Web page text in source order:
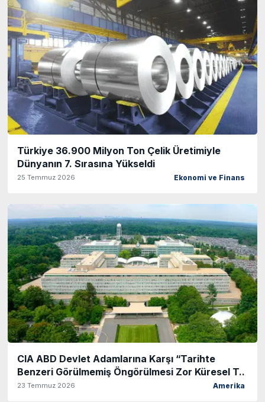
Türkiye 36.900 Milyon Ton Çelik Üretimiyle
Dünyanın 7. Sırasına Yükseldi
25 Temmuz 2026 Ekonomi ve Finans
CIA ABD Devlet Adamlarına Karşı “Tarihte
Benzeri Görülmemiş Öngörülmesi Zor Küresel T..
23 Temmuz 2026 Amerika